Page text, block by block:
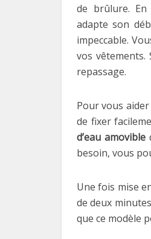
de brûlure. En
adapte son
impeccable.
vos
repassage.
Pour vous
de fixer
d’eau amovible
besoin, vous
Une fois mise
de deux
que ce modèle